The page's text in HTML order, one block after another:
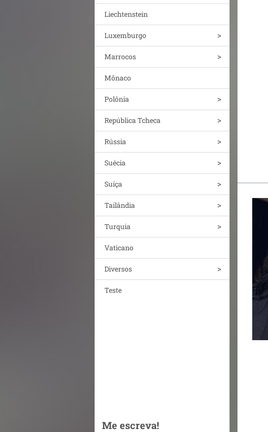
Liechtenstein
Luxemburgo
Marrocos
Mônaco
Polônia
República Tcheca
Rússia
Suécia
Suíça
Tailândia
Turquia
Vaticano
Diversos
Teste
Me escreva!